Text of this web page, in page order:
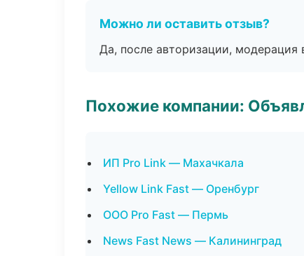
Можно ли оставить отзыв?
Да, после авторизации, модерация
Похожие компании:
ИП Pro Link — Махачкала
Yellow Link Fast — Оренбург
ООО Pro Fast — Пермь
News Fast News — Калининград